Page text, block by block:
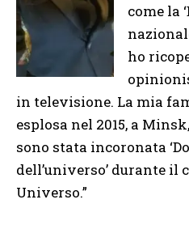
come la
ho
in televisione. La mia
esplosa nel 2015, a
sono stata incoronata
dell’universo’ durante il
Universo.”